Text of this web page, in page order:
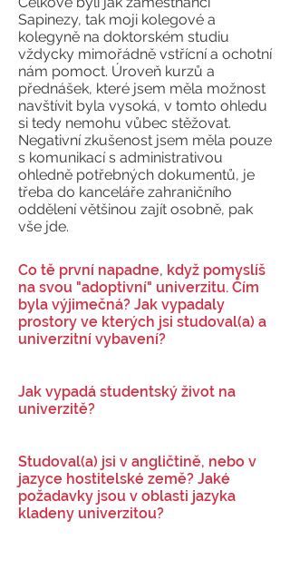
Sapinezy, tak moji kolegové a
kolegyně na doktorském studiu
vždycky mimořádně vstřícní a ochotní
nám pomoct. Úroveň kurzů a
přednášek, které jsem měla možnost
navštívit byla vysoká, v tomto ohledu
si tedy nemohu vůbec stěžovat.
Negativní zkušenost jsem měla pouze
s komunikací s administrativou
ohledně potřebných dokumentů, je
třeba do kanceláře zahraničního
oddělení většinou zajít osobně, pak
vše jde.
Co tě první napadne, když pomyslíš
na svou "adoptivní" univerzitu. Čím
byla výjimečná? Jak vypadaly
prostory ve kterých jsi studoval(a) a
univerzitní vybavení?
Jak vypadá studentský život na
univerzitě?
Studoval(a) jsi v angličtině, nebo v
jazyce hostitelské země? Jaké
požadavky jsou v oblasti jazyka
kladeny univerzitou?